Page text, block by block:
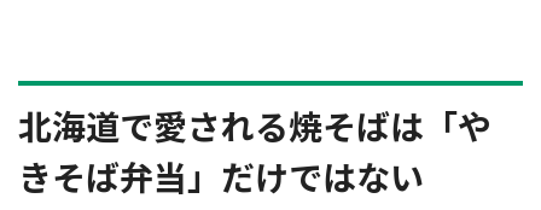
北海道で愛される焼そばは「や
きそば弁当」だけではない